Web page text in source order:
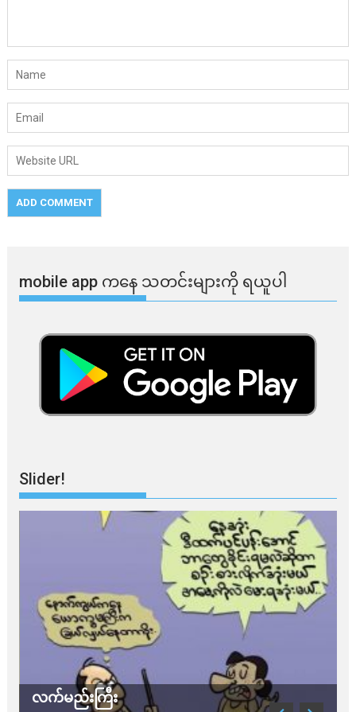
mobile app ​​ကနေ ​​သတင်းများကို ရယူပါ
Slider!
လက်မည်းကြီး